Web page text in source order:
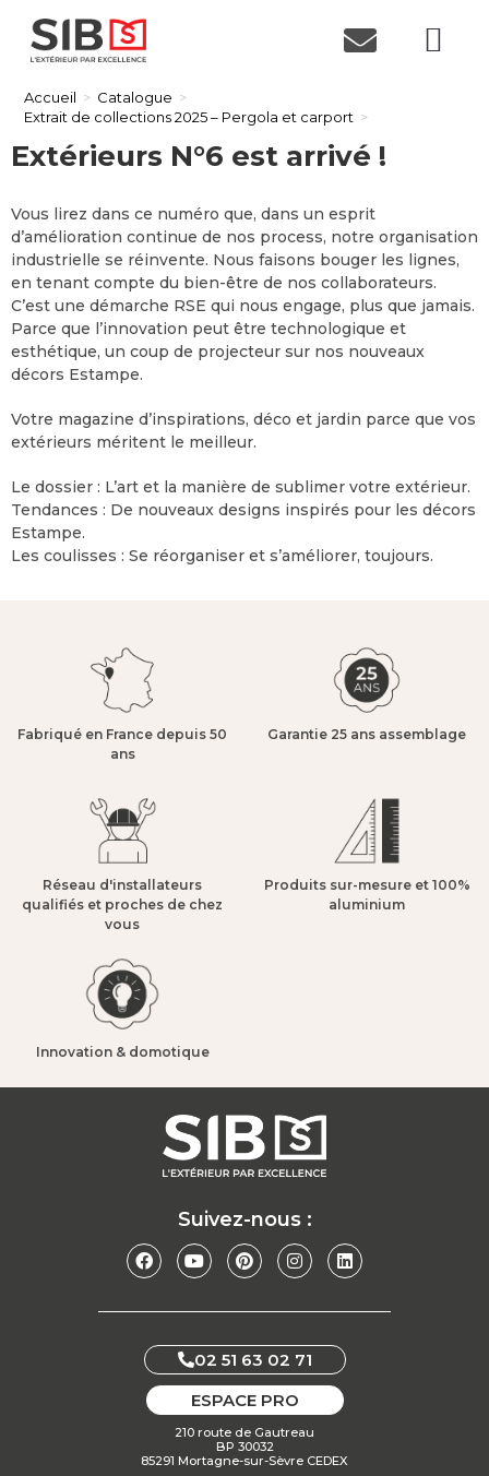
Accueil > Catalogue >
Extrait de collections 2025 – Pergola et carport >
Extérieurs N°6 est arrivé !
Vous lirez dans ce numéro que, dans un esprit
d’amélioration continue de nos process, notre organisation
industrielle se réinvente. Nous faisons bouger les lignes,
en tenant compte du bien-être de nos collaborateurs.
C’est une démarche RSE qui nous engage, plus que jamais.
Parce que l’innovation peut être technologique et
esthétique, un coup de projecteur sur nos nouveaux
décors Estampe.
Votre magazine d’inspirations, déco et jardin parce que vos
extérieurs méritent le meilleur.
Le dossier : L’art et la manière de sublimer votre extérieur.
Tendances : De nouveaux designs inspirés pour les décors
Estampe.
Les coulisses : Se réorganiser et s’améliorer, toujours.
Fabriqué en France depuis 50
ans​
Garantie 25 ans assemblage​
Réseau d'installateurs
qualifiés et proches de chez
vous​
Produits sur-mesure et 100%
aluminium​
Innovation & domotique​
Suivez-nous :
02 51 63 02 71
ESPACE PRO
210 route de Gautreau
BP 30032
85291 Mortagne-sur-Sèvre CEDEX